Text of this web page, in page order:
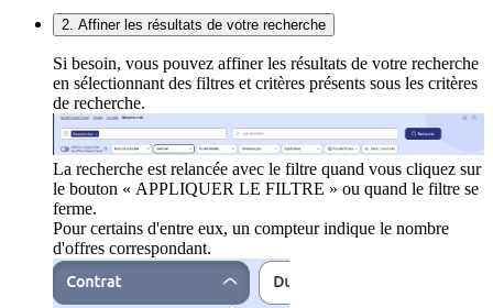
2. Affiner les résultats de votre recherche
Si besoin, vous pouvez affiner les résultats de votre recherche
en sélectionnant des filtres et critères présents sous les critères
de recherche.
La recherche est relancée avec le filtre quand vous cliquez sur
le bouton « APPLIQUER LE FILTRE » ou quand le filtre se
ferme.
Pour certains d'entre eux, un compteur indique le nombre
d'offres correspondant.